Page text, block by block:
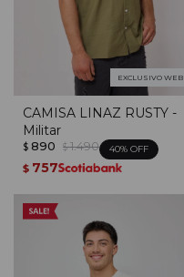
EXCLUSIVO WEB
CAMISA LINAZ RUSTY -
Militar
$ 890 $ 1.490 40
$ 757